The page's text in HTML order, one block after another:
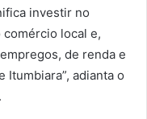
investir no
local e,
de renda e
Itumbiara”, adianta o